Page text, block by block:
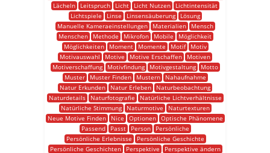
Lächeln
Leitspruch Licht Licht Nutzen
Lichtintensität
Lichtspiele
Linse Linsensäuberung
Lösung
Manuelle Kameraeinstellungen
Materialien
Mensch
Menschen
Methode Mikrofon Mobile
Möglichkeit
Möglichkeiten
Moment Momente Motif
Motiv
Motivauswahl
Motive Motive Erschaffen
Motiven
Motiverschaffung
Motivfindung Motivgestaltung
Motto
Muster
Muster Finden Mustern
Nahaufnahme
Natur Erkunden
Natur Erleben
Naturbeobachtung
Naturdetails
Naturfotografie
Natürliche Lichtverhältnisse
Natürliche Stimmung
Naturmotive
Naturtexturen
Neue Motive Finden
Nice Optionen
Optische Phänomene
Passend
Passt Person
Persönliche
Persönliche Erlebnisse
Persönliche Geschichte
Persönliche Geschichten
Perspektive
Perspektive ändern